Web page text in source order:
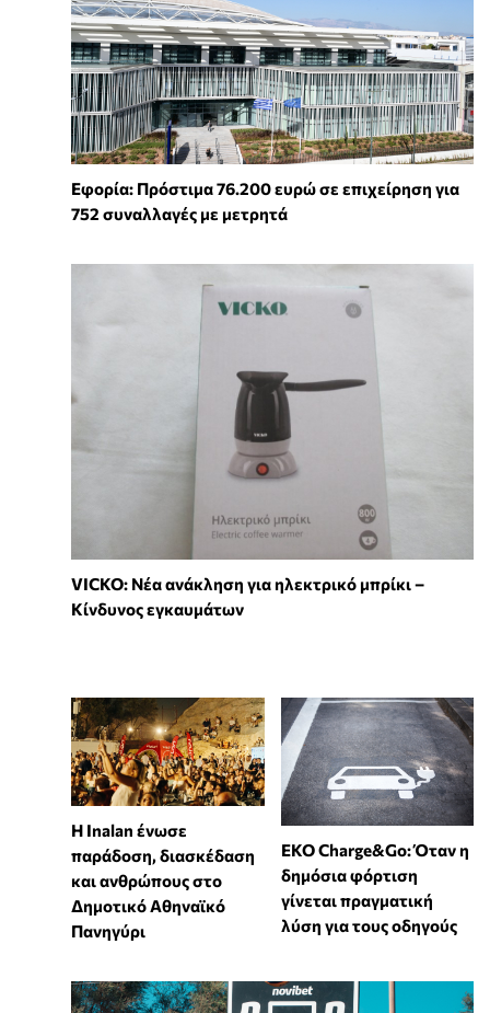
Εφορία: Πρόστιμα 76.200 ευρώ σε επιχείρηση για
752 συναλλαγές με μετρητά
VICKO: Νέα ανάκληση για ηλεκτρικό μπρίκι –
Κίνδυνος εγκαυμάτων
Η Inalan ένωσε
παράδοση, διασκέδαση
και ανθρώπους στο
Δημοτικό Αθηναϊκό
Πανηγύρι
EKO Charge&Go: Όταν η
δημόσια φόρτιση
γίνεται πραγματική
λύση για τους οδηγούς